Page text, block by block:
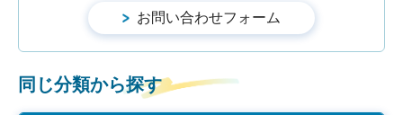
同じ分類から探す